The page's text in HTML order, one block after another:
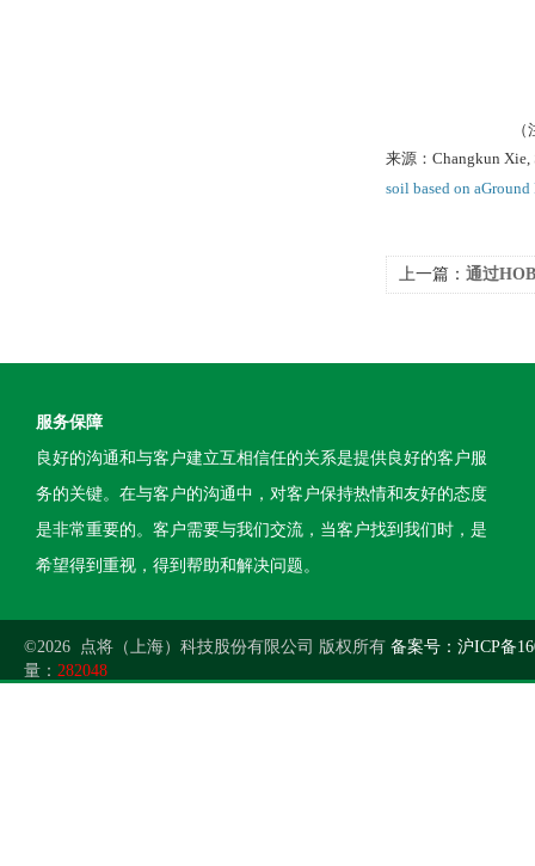
来源：Changkun Xie,
soil based on
上一篇： 通过
服务保障
良好的沟通和与客户建立互相信任的关系是提供良好的客户服
务的关键。在与客户的沟通中，对客户保持热情和友好的态度
是非常重要的。客户需要与我们交流，当客户找到我们时，是
希望得到重视，得到帮助和解决问题。
©2026 点将（上海）科技股份有限公司 版权所有 备案号：沪ICP备
量： 282048